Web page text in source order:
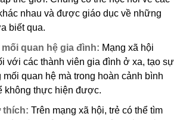
nhau và được giáo dục về những
biết qua.
quan hệ gia đình: Mạng xã hội
với các thành viên gia đình ở xa, tạo sự
mối quan hệ mà trong hoàn cảnh bình
không thực hiện được.
thích: Trên mạng xã hội, trẻ có thể tìm